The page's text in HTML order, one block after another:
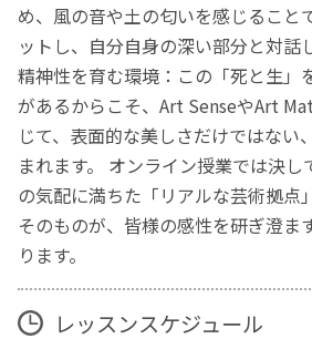
め、風の音や土の匂いを感じること
ットし、自分自身の深い部分と対話
精神性を育む環境：この「死と生」
があるからこそ、Art SenseやArt
じて、表面的な美しさだけではない
まれます。 オンライン授業では決
の気配に満ちた「リアルな芸術拠点
そのものが、皆様の感性を研ぎ澄ま
ります。
レッスンスケジュール